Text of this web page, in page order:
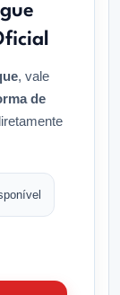
, vale
de